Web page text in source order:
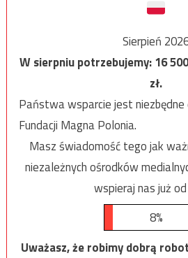
Sierpień
W sierpniu potrzebujemy:16
zł.
Państwa wsparcie jest
Fundacji Magna Polonia.
Masz świadomość tego jak
niezależnych ośrodków
wspieraj nas już
8%
Uważasz, że robimy dobrą